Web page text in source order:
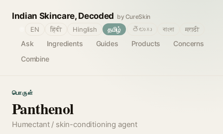
Indian Skincare, Decoded by CureSkin
Ask Ingredients Guides Products
Concerns
Combine
EN हिंदी Hinglish தமிழ் తెలుగు বাংলা मराठी
பொருள்
Panthenol
Humectant / skin-conditioning agent